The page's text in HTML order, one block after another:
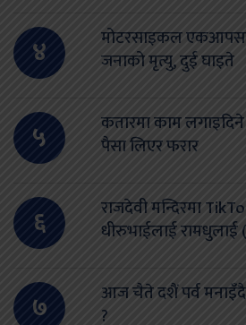
४
मोटरसाइकल
जनाको मृत्यु, दुई घाइते
५
कतारमा काम
पैसा लिएर फरार
६
राजदेवी मन्दिरमा
धीरुभाईलाई रामधुलाई
७
आज चैते दशैं पर्व
?